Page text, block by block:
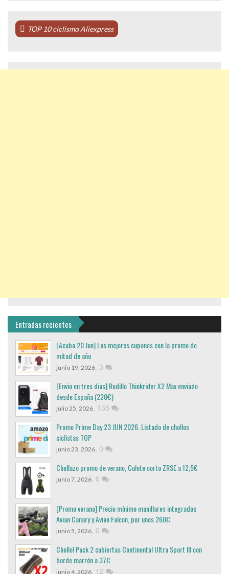
TOP 10 ciclismo Aliexpress
Entradas recientes
[Acaba 20 Jun] Los mejores cupones con la promo de
mitad de año
junio 19, 2026, 3
[Envio en tres dias] Rodillo Thinkrider X2 Max enviado
desde España (220€)
julio 25, 2026, 135
Promo Prime Day 23 JUN 2026. Listado de chollos
ciclistas TOP
junio 23, 2026, 0
Chollazo promo de verano, Culote corto ZRSE a 12,5€
junio 7, 2026, 0
[Promo verano] Precio mínimo manillares integrados
Avian Canary y Avian Falcon, por unos 260€
junio 5, 2026, 0
Chollo! Pack 2 cubiertas Continental Ultra Sport III con
borde marrón a 37€
junio 4, 2026, 12